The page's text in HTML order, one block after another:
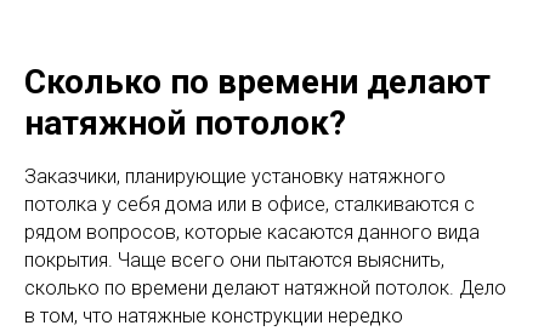
Сколько по времени делают
натяжной потолок?
Заказчики, планирующие установку натяжного
потолка у себя дома или в офисе, сталкиваются с
рядом вопросов, которые касаются данного вида
покрытия. Чаще всего они пытаются выяснить,
сколько по времени делают натяжной потолок. Дело
в том, что натяжные конструкции нередко